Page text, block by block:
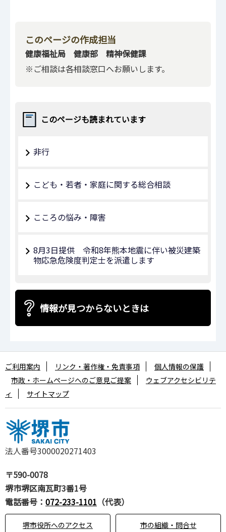
このページの作成担当
健康福祉局 健康部 精神保健課
※ご相談は各相談窓口へお願いします。
このページも読まれています
非行
こども・若者・家庭に関する総合相談
こころの悩み・障害
8月3日提供 令和8年熊本地震に伴い被災建築
物応急危険度判定士を派遣します
情報が見つからないときは
法人番号3000020271403
〒590-0078
堺市堺区南瓦町3番1号
電話番号： 072-233-1101 （代表）
堺市役所へのアクセス 市の組織・問合せ
ご利用案内 リンク・著作権・免責事項
個人情報の保護
市政・ホームページへのご意見ご提案
ウェブアクセシビリテ
ィ
サイトマップ